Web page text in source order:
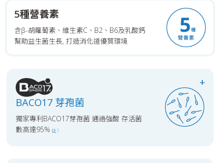
5種營養素
含β-胡蘿蔔素、維生素C、B2、B6及乳酸鈣
幫助益生菌生長, 打造消化道優質環境
+
BACO17 芽孢菌
獨家專利BACO17芽孢菌 通過強酸 存活菌
數高達95% 註1